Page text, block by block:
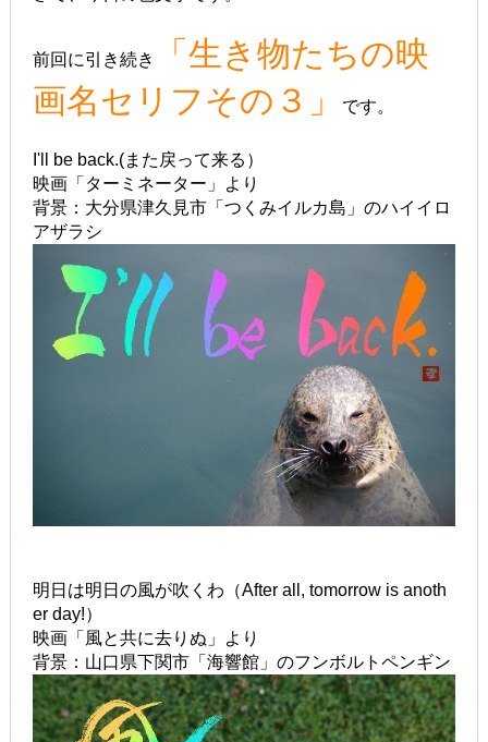
前回に引き続き
「生き物たちの映
画名セリフその３」
です。
I'll be back.(また戻って来る）
映画「ターミネーター」より
背景：大分県津久見市「つくみイルカ島」のハイイロ
アザラシ
明日は明日の風が吹くわ（After all, tomorrow is anoth
er day!）
映画「風と共に去りぬ」より
背景：山口県下関市「海響館」のフンボルトペンギン